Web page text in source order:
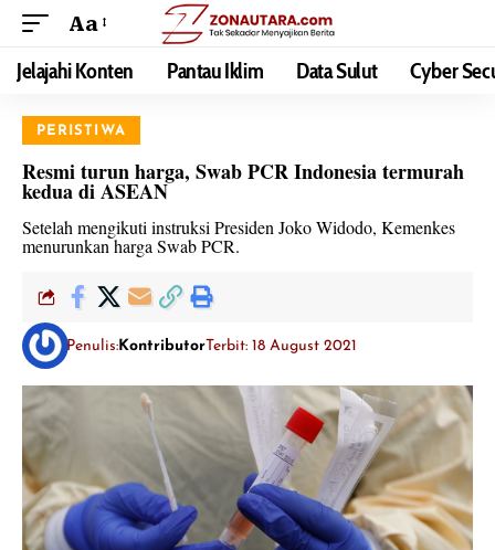
Aa
Jelajahi Konten Pantau Iklim Data Sulut Cyber
PERISTIWA
Resmi turun harga, Swab PCR Indonesia termurah
kedua di ASEAN
Setelah mengikuti instruksi Presiden Joko Widodo, Kemenkes
menurunkan harga Swab PCR.
Penulis: KontributorTerbit: 18 August 2021